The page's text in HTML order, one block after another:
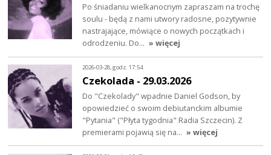
Po śniadaniu wielkanocnym zapraszam na trochę
soulu - będą z nami utwory radosne, pozytywnie
nastrajające, mówiące o nowych początkach i
odrodzeniu. Do… » więcej
2026-03-28, godz. 17:54
Czekolada - 29.03.2026
Do "Czekolady" wpadnie Daniel Godson, by
opowiedzieć o swoim debiutanckim albumie
"Pytania" ("Płyta tygodnia" Radia Szczecin). Z
premierami pojawią się na… » więcej